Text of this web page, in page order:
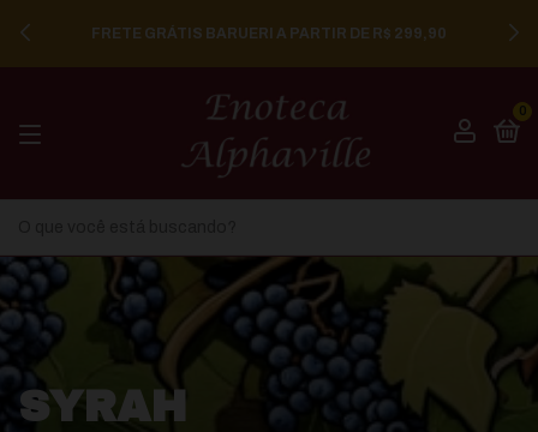
FRETE GRÁTIS BARUERI A PARTIR DE R$ 299,90
0
SYRAH